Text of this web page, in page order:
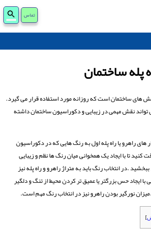
تماس
پله ساختمان
های ساختمان است که روزانه مورد استفاده قرار می گیرد.
تواند نقش مهمی در زیبایی و دکوراسیون ساختمان داشته
های راهرو یا راه پله اول به رنگ هایی که در دکوراسیون
کنید تا با ایجاد یک همخوانی میان رنگ ها نظم و زیبایی
.در انتخاب رنگ باید به متراژ راهرو و راه پله نیز
با ایجاد حس بزرگتر یا عمیق تر کردن محیط از تنگ و دلگیر
نورگیر بودن راهرو نیز در انتخاب رنگ مهم است.
]